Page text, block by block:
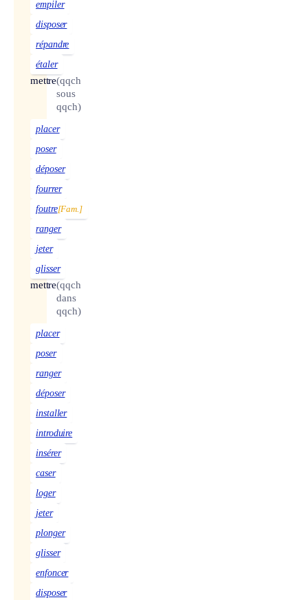
empiler
disposer
répandre
étaler
mettre(qqch
sous
qqch)
placer
poser
déposer
fourrer
foutre[Fam.]
ranger
jeter
glisser
mettre(qqch
dans
qqch)
placer
poser
ranger
déposer
installer
introduire
insérer
caser
loger
jeter
plonger
glisser
enfoncer
disposer